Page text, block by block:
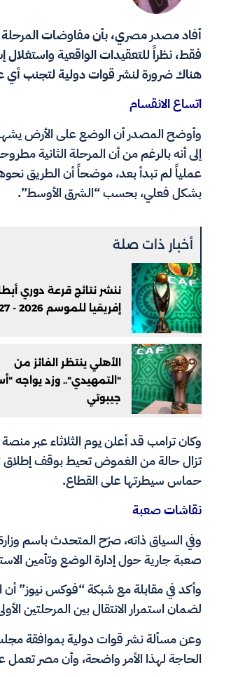
أفاد مصدر مصري، بأن مفاوضات المرحلة
فقط، نظراً للتعقيدات الواقعية
هناك ضرورة لنشر قوات دولية لتجنب أي
اتساع الانقسام
وأوضح المصدر أن الوضع على الأرض
إلى أنه بالرغم من أن المرحلة الثانية
عملياً لم تبدأ بعد، موضحاً أن الطريق
بشكل فعلي، بحسب “الشرق الأوسط”.
أخبار ذات صلة
ننشر نتائج قرعة دوري
إفريقيا للموسم 2026 - 2027
الأهلي ينتظر الفائز من
"التمهيدي".. وزد يواجه
جيبوتي
وكان ترامب قد أعلن يوم الثلاثاء عبر
تزال حالة من الغموض تحيط بوقف إطلاق
حماس سيطرتها على القطاع.
نقاشات صعبة
وفي السياق ذاته، صرّح المتحدث باسم
صعبة جارية حول إدارة الوضع وتأمين
وأكد في مقابلة مع شبكة “فوكس نيوز” أن
لضمان استمرار الانتقال بين المرحلتين
وعن مسألة نشر قوات دولية بموافقة
الحاجة لهذا الأمر واضحة، وأن مصر تعمل